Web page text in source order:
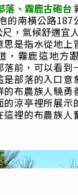
落、霧鹿古砲台
的南橫公路187
，氣候舒適宜
思是指水從地上
，霧鹿這地方
落前，可以看到
是部落的入口意
的布農族人驍勇
的涼亭裡所展示
這裡的布農族人